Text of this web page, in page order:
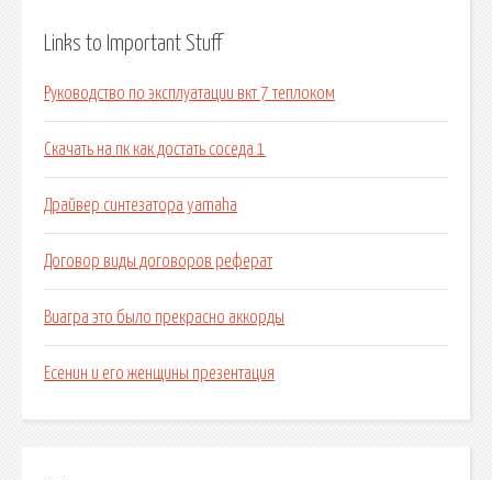
Links to Important Stuff
Руководство по эксплуатации вкт 7 теплоком
Скачать на пк как достать соседа 1
Драйвер синтезатора yamaha
Договор виды договоров реферат
Виагра это было прекрасно аккорды
Есенин и его женщины презентация